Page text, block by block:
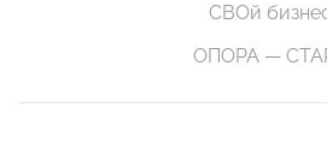
СВОй
ОПОРА —